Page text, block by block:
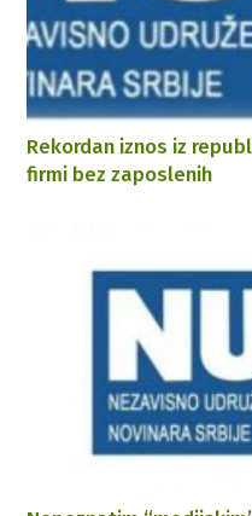
Rekordan iznos iz
firmi bez zaposlenih